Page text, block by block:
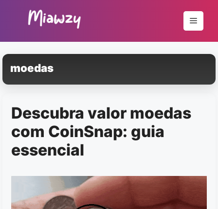
conteúdo
Menu
moedas
Descubra valor moedas
com CoinSnap: guia
essencial